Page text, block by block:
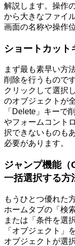
解説します。操作
から大きなファイ
画面の名称や操作
ショートカット
まず最も素早い方
削除を行うもので
クリックして選択
のオブジェクトが
「Delete」キーで
やフォームコント
択できないものも
必要があります。
ジャンプ機能
一括選択する方
もうひとつ優れた
ホームタブの「検
または「条件を選
「オブジェクト」
オブジェクトが選